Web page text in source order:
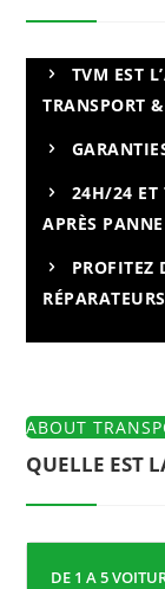
TVM EST
TRANSPORT
24H/24 ET
APRÈS
PROFITEZ
ABOUT
QUELLE EST
DE 1 A 5